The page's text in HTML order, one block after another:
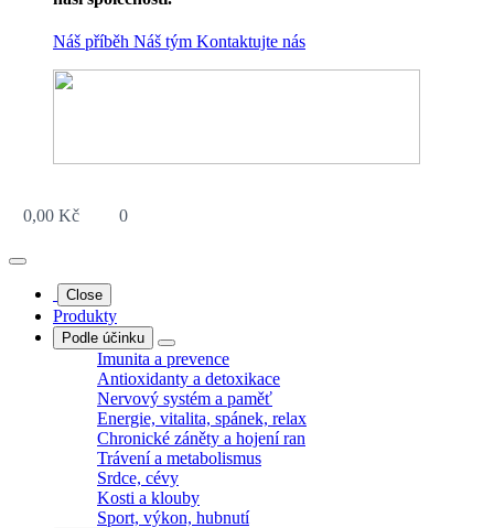
Náš příběh Náš tým Kontaktujte nás
0,00 Kč 0
Close
Produkty
Podle účinku
Imunita a prevence
Antioxidanty a detoxikace
Nervový systém a paměť
Energie, vitalita, spánek, relax
Chronické záněty a hojení ran
Trávení a metabolismus
Srdce, cévy
Kosti a klouby
Sport, výkon, hubnutí